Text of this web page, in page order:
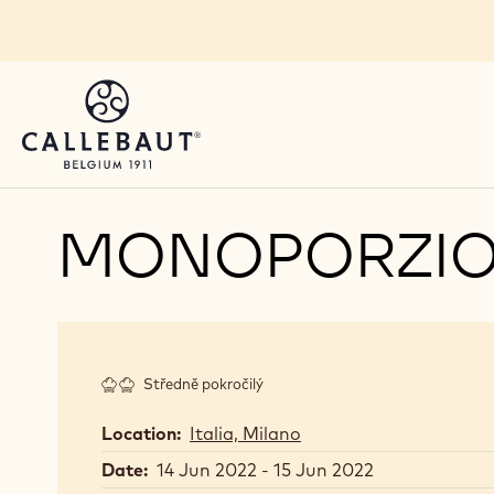
Středně pokročilý
Location: Italia, Milano
Date: 14 Jun 2022 - 15 Jun 2022